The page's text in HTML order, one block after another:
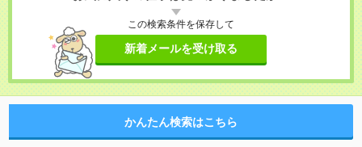
この検索条件を保存して
新着メールを受け取る
かんたん検索はこちら